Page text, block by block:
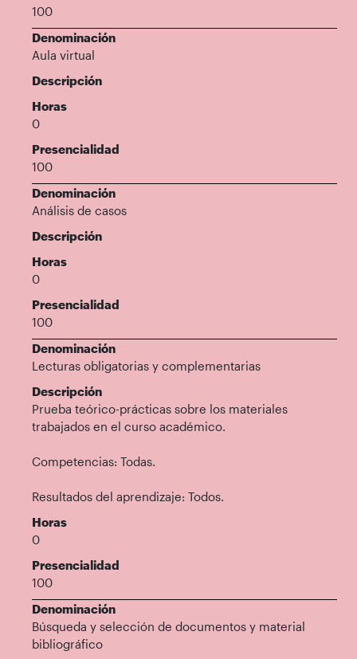
100
Denominación
Aula virtual
Descripción
Horas
0
Presencialidad
100
Denominación
Análisis de casos
Descripción
Horas
0
Presencialidad
100
Denominación
Lecturas obligatorias y complementarias
Descripción
Prueba teórico-prácticas sobre los materiales
trabajados en el curso académico.
Competencias: Todas.
Resultados del aprendizaje: Todos.
Horas
0
Presencialidad
100
Denominación
Búsqueda y selección de documentos y material
bibliográfico